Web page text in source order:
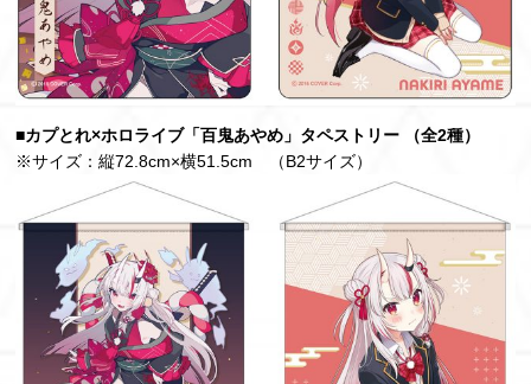
■カプとれ×ホロライブ「百鬼あやめ」タペストリー （全2種）
※サイズ：縦72.8cm×横51.5cm （B2サイズ）